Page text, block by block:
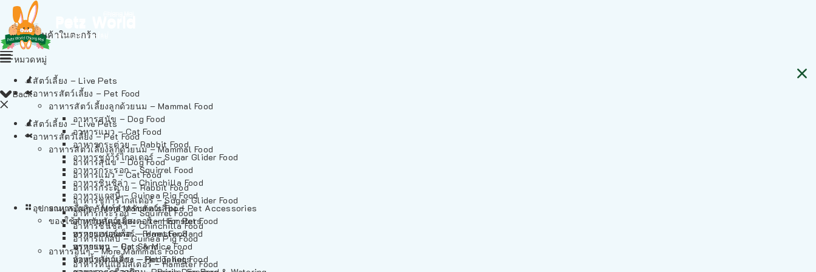
ไม่มีสินค้าในตะกร้า
Back
สัตว์เลี้ยง – Live Pets
อาหารสัตว์เลี้ยง – Pet Food
อาหารสัตว์เลี้ยงลูกด้วยนม – Mammal Food
อาหารสุนัข – Dog Food
อาหารแมว – Cat Food
อาหารกระต่าย – Rabbit Food
อาหารชูก้าร์ไกลเดอร์ – Sugar Glider Food
อาหารกระรอก – Squirrel Food
อาหารชินชิล่า – Chinchilla Food
อาหารแกสบี้ – Guinea Pig Food
อาหารอื่นๆ – More Mammals Food
อาหารหนูแฮมสเตอร์ – Hamster Food
หมวดหมู่
สัตว์เลี้ยง – Live Pets
อาหารสัตว์เลี้ยง – Pet Food
อาหารสัตว์เลี้ยงลูกด้วยนม – Mammal Food
อาหารสุนัข – Dog Food
อาหารแมว – Cat Food
อาหารกระต่าย – Rabbit Food
อาหารชูก้าร์ไกลเดอร์ – Sugar Glider Food
อาหารกระรอก – Squirrel Food
อาหารชินชิล่า – Chinchilla Food
อาหารแกสบี้ – Guinea Pig Food
อาหารอื่นๆ – More Mammals Food
อาหารหนูแฮมสเตอร์ – Hamster Food
อาหารเฟอร์เร็ต – Ferret Food
อาหารหนู – Rats & Mice Food
อาหารเม่นแคระ – Hedgehog Food
อุปกรณและผลิตภัณฑ์สำหรับสัตว์เลี้ยง – Pet Accessories
ของใช้สำหรับสัตว์เลี้ยง – Item For Pets
ทรายแฮมสเตอร์ – Hamster Sand
ทรายแมว – Cat Sand
ห้องน้ำสัตว์เลี้ยง – Pet Toilets